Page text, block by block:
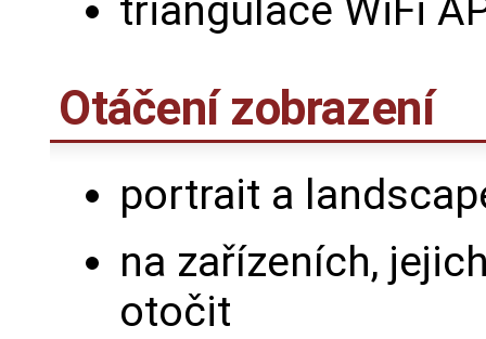
triangulace WiFi
Otáčení zobrazení
portrait a
na zařízeních,
otočit